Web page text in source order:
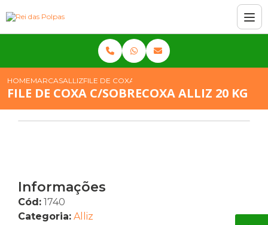
HOMEMARCASALLIZFILE DE COXA C/SOBRECOXA ALLIZ 20 KG
FILE DE COXA C/SOBRECOXA ALLIZ 20 KG
Informações
Cód: 1740
Categoria: Alliz